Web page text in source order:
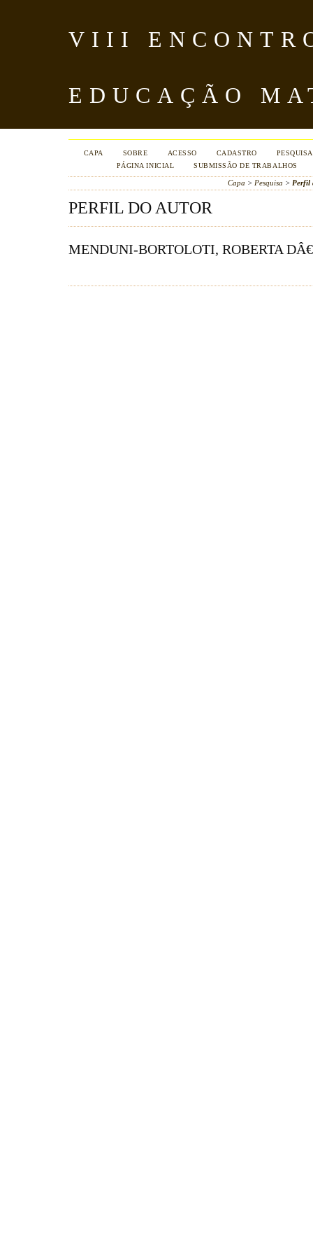
VIII
EDUCAÇÃO
CAPA SOBRE ACESSO CADASTRO
PESQUISA
PÁGINA INICIAL
SUBMISSÃO DE TRABALHOS
Capa > Pesquisa > Perfil
PERFIL DO AUTOR
MENDUNI-BORTOLOTI, ROBERTA